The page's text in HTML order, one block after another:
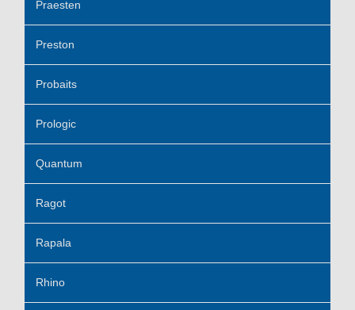
Praesten
Preston
Probaits
Prologic
Quantum
Ragot
Rapala
Rhino